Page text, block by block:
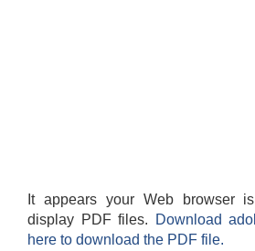
It appears your Web browser
display PDF files.
Download
here to download the PDF file.